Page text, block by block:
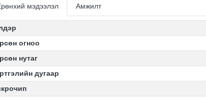
мэдээлэл Амжилт
огноо
нутаг
дугаар